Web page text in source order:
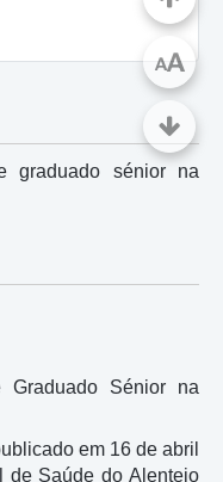
graduado sénior na
Graduado Sénior na
em 16 de abril
de Saúde do Alentejo
AA